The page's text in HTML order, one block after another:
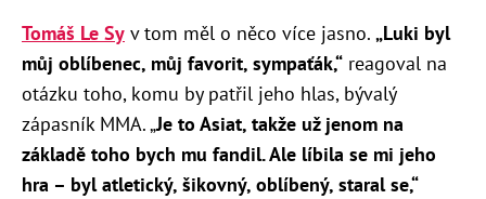
Tomáš Le Sy v tom měl o něco více jasno. „Luki byl
můj oblíbenec, můj favorit, sympaťák,“ reagoval na
otázku toho, komu by patřil jeho hlas, bývalý
zápasník MMA. „Je to Asiat, takže už jenom na
základě toho bych mu fandil. Ale líbila se mi jeho
hra – byl atletický, šikovný, oblíbený, staral se,“